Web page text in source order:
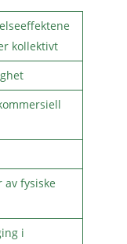
kollektivt
av fysiske
i